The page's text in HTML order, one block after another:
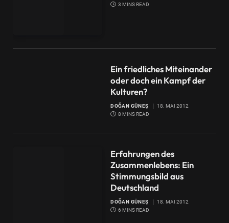
3 MINS READ
Ein friedliches Miteinander
oder doch ein Kampf der
Kulturen?
DOĞAN GÜNEŞ
18. MAI 2012
8 MINS READ
Erfahrungen des
Zusammenlebens: Ein
Stimmungsbild aus
Deutschland
DOĞAN GÜNEŞ
18. MAI 2012
6 MINS READ